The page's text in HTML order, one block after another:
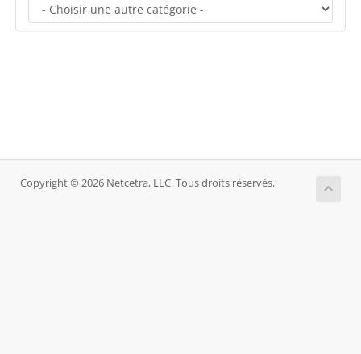
Copyright © 2026 Netcetra, LLC. Tous droits réservés.